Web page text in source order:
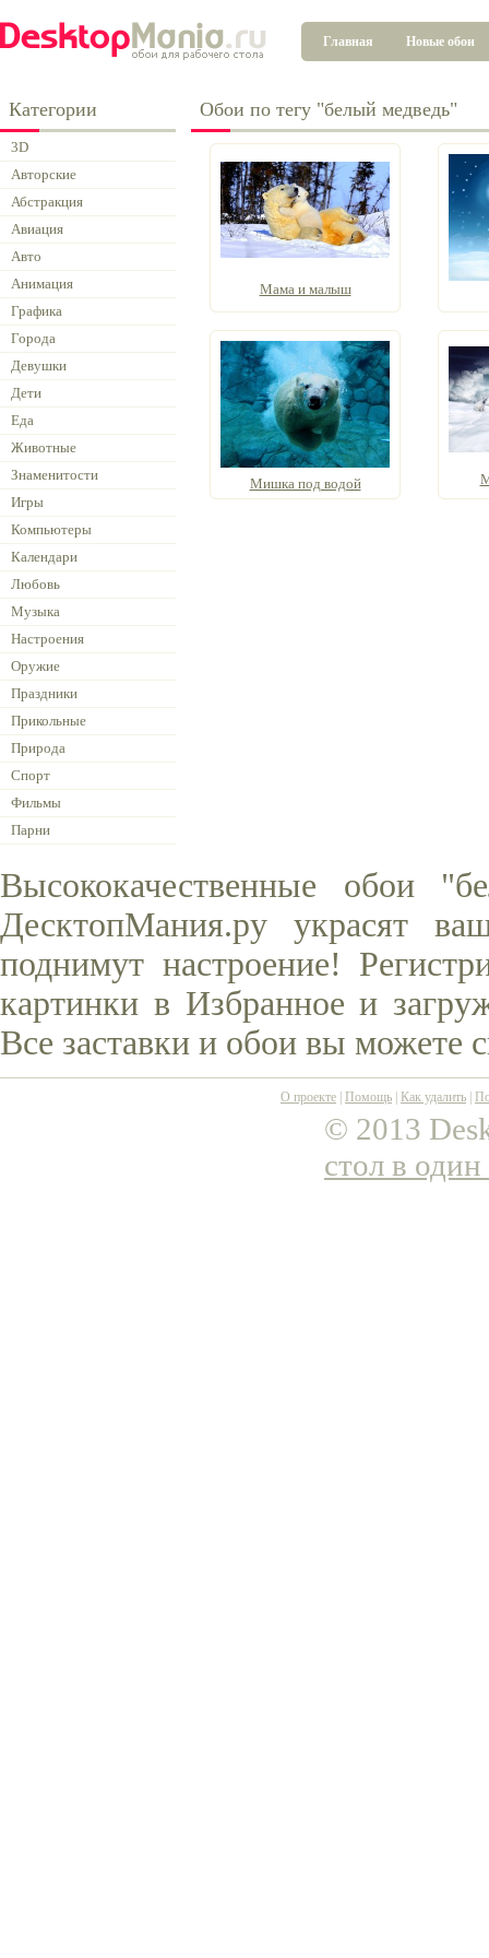
Главная Новые обои
Категории
3D
Авторские
Абстракция
Авиация
Авто
Анимация
Графика
Города
Девушки
Дети
Еда
Животные
Знаменитости
Игры
Компьютеры
Календари
Любовь
Музыка
Настроения
Оружие
Праздники
Прикольные
Природа
Спорт
Фильмы
Парни
Обои по тегу "белый медведь"
Мама и малыш
Мишка под водой
Высококачественные обои
ДесктопМания.ру украсят
поднимут настроение!
картинки в Избранное и
Все заставки и обои вы можете
О проекте Помощь Как удалить
© 2013
стол в